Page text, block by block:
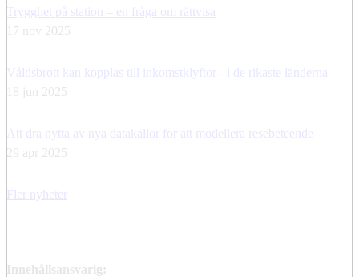
Trygghet på station – en fråga om rättvisa
17 nov 2025
Våldsbrott kan kopplas till inkomstklyftor - i de rikaste länderna
18 jun 2025
Att dra nytta av nya datakällor för att modellera resebeteende
29 apr 2025
Fler nyheter
Innehållsansvarig: